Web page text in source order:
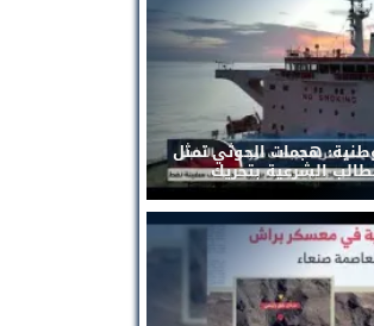
هجمات الحوثي تمثل
الشرعية بتحريك